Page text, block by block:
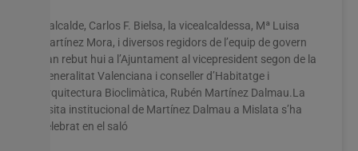
L’alcalde, Carlos F. Bielsa, la vicealcaldessa, Mª Luisa
Martínez Mora, i diversos regidors de l’equip de govern
han rebut hui a l’Ajuntament al vicepresident segon de la
Generalitat Valenciana i conseller d’Habitatge i
Arquitectura Bioclimàtica, Rubén Martínez Dalmau.La
visita institucional de Martínez Dalmau a Mislata s’ha
celebrat en el saló